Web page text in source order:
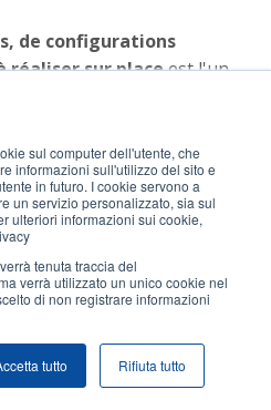
sul computer dell'utente, che
informazioni sull'utilizzo del sito e
in futuro. I cookie servono a
un servizio personalizzato, sia sul
ulteriori informazioni sui cookie,
tenuta traccia del
verrà utilizzato un unico cookie nel
di non registrare informazioni
tutto Rifiuta tutto
de configurations
réaliser sur placeest l'un
installés avec le certificat
& Développement d’AF
sont allés dans ce sens.
de lutte contre
à étendre et/ou à
système d'installation,
la solution proposée
les conditions limites